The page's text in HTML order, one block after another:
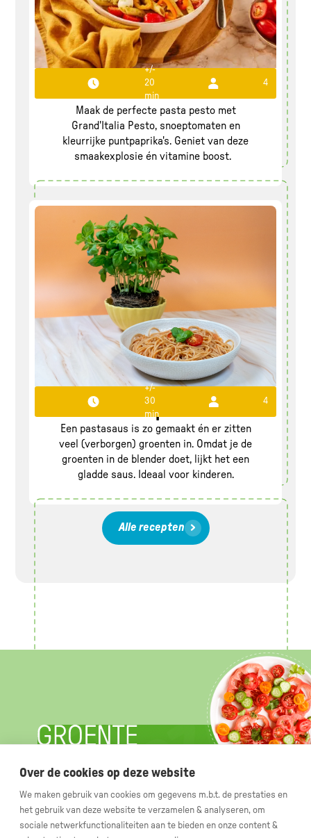
+/-
20
min
4
Pasta Pesto Perfecto
Maak de perfecte pasta pesto met
Grand'Italia Pesto, snoeptomaten en
kleurrijke puntpaprika's. Geniet van deze
smaakexplosie én vitamine boost.
+/-
30
min
4
Een verse pastasaus
Een pastasaus is zo gemaakt én er zitten
veel (verborgen) groenten in. Omdat je de
groenten in de blender doet, lijkt het een
gladde saus. Ideaal voor kinderen.
Alle recepten
Index
Gezondheidsvoordelen
Leer meer over
Tomaten
Over de cookies op deze website
We maken gebruik van cookies om gegevens m.b.t. de prestaties en
het gebruik van deze website te verzamelen & analyseren, om
sociale netwerkfunctionaliteiten aan te bieden en onze content &